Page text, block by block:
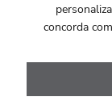
©MAXIOR 2013 -
concorda